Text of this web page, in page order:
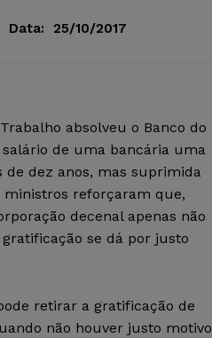
Data: 25/10/2017
absolveu o Banco do
de uma bancária uma
dez anos, mas suprimida
ministros reforçaram que,
decenal apenas não
se dá por justo
retirar a gratificação de
não houver justo motivo